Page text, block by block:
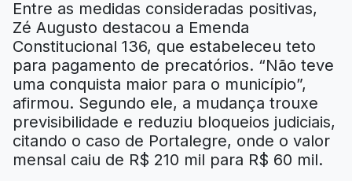
Entre as medidas consideradas positivas,
Zé Augusto destacou a Emenda
Constitucional 136, que estabeleceu teto
para pagamento de precatórios. “Não teve
uma conquista maior para o município”,
afirmou. Segundo ele, a mudança trouxe
previsibilidade e reduziu bloqueios judiciais,
citando o caso de Portalegre, onde o valor
mensal caiu de R$ 210 mil para R$ 60 mil.